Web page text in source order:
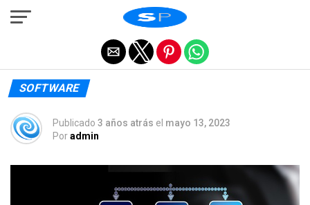
SOFTWARE
Publicado 3 años atrás el mayo 13, 2023
Poradmin
Salir de la versión móvil